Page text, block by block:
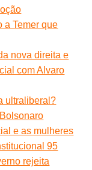
a Temer que
nova direita e
com Alvaro
ultraliberal?
e as mulheres
95
rejeita